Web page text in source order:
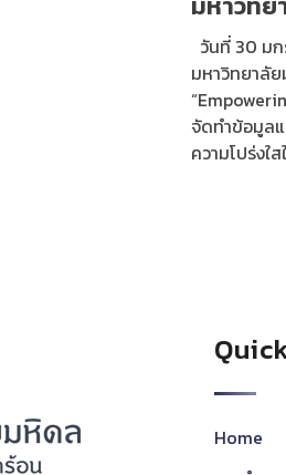
วันที่ 30 ม
มหาวิทยาลั
จัดทำข้อมูลแ
ความโปร่งใ
Home